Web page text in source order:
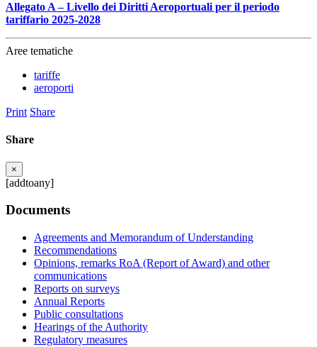
Allegato A – Livello dei Diritti Aeroportuali per il periodo
tariffario 2025-2028
Aree tematiche
tariffe
aeroporti
Print Share
Share
×
[addtoany]
Documents
Agreements and Memorandum of Understanding
Recommendations
Opinions, remarks RoA (Report of Award) and other
communications
Reports on surveys
Annual Reports
Public consultations
Hearings of the Authority
Regulatory measures